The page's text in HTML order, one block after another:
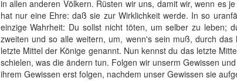
in allen anderen Völkern. Rüsten wir uns, damit wir, wenn es
hat nur eine Ehre: daß sie zur Wirklichkeit werde. In so
einzige Wahrheit: Du sollst nicht töten, um selber zu leben;
zweiten und so alle weitern, um, wenn's sein muß, durch
letzte Mittel der Könige genannt. Nun kennst du das letzte
schielen, was die ändern tun. Folgen wir unserm Gewissen
ihrem Gewissen erst folgen, nachdem unser Gewissen sie